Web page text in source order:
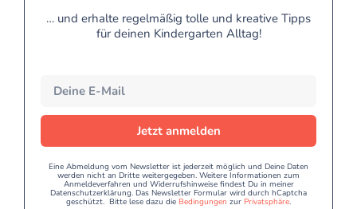
… und erhalte regelmäßig tolle und kreative Tipps
für deinen Kindergarten Alltag!
Jetzt anmelden
Eine Abmeldung vom Newsletter ist jederzeit möglich und Deine Daten
werden nicht an Dritte weitergegeben. Weitere Informationen zum
Anmeldeverfahren und Widerrufshinweise findest Du in meiner
Datenschutzerklärung. Das Newsletter Formular wird durch hCaptcha
geschützt. Bitte lese dazu die Bedingungen zur Privatsphäre.